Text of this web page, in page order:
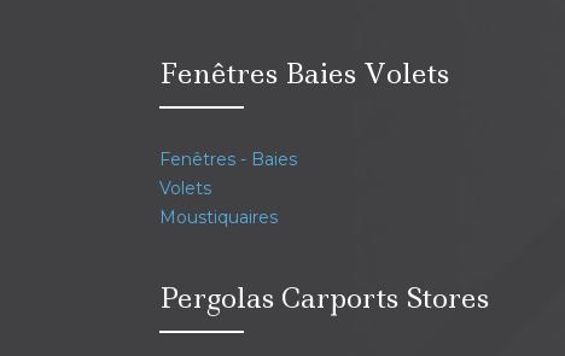
Fenêtres Baies Volets
Fenêtres - Baies
Volets
Moustiquaires
Pergolas Carports Stores